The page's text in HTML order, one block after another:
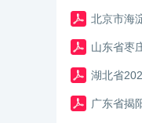
北京市海
山东省枣
湖北省
广东省揭